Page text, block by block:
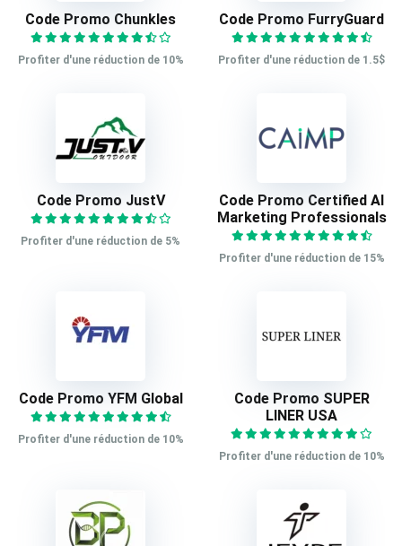
Code Promo Chunkles
Profiter d'une réduction de 10%
Code Promo FurryGuard
Profiter d'une réduction de 1.5$
Code Promo JustV
Profiter d'une réduction de 5%
Code Promo Certified AI
Marketing Professionals
Profiter d'une réduction de 15%
Code Promo YFM Global
Profiter d'une réduction de 10%
Code Promo SUPER
LINER USA
Profiter d'une réduction de 10%